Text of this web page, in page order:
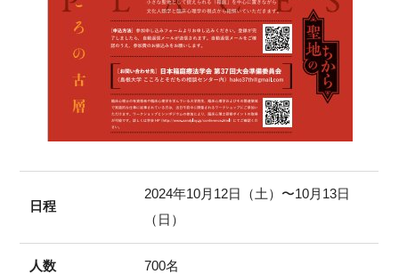
日程
2024年10月12日（土）〜10月13日
（日）
人数 700名